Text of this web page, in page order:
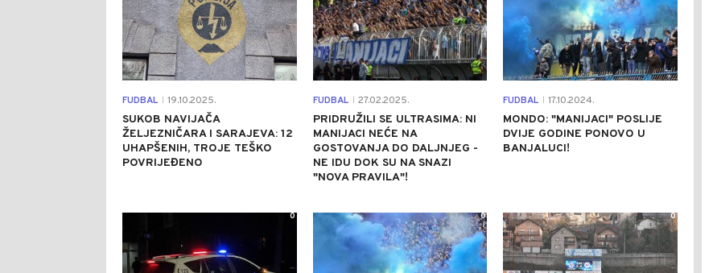
FUDBAL 19.10.2025.
SUKOB NAVIJAČA
ŽELJEZNIČARA I SARAJEVA: 12
UHAPŠENIH, TROJE TEŠKO
POVRIJEĐENO
FUDBAL 27.02.2025.
PRIDRUŽILI SE ULTRASIMA: NI
MANIJACI NEĆE NA
GOSTOVANJA DO DALJNJEG -
NE IDU DOK SU NA SNAZI
"NOVA PRAVILA"!
FUDBAL 17.10.2024.
MONDO: "MANIJACI" POSLIJE
DVIJE GODINE PONOVO U
BANJALUCI!
0 0 0